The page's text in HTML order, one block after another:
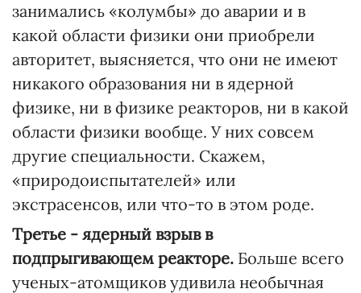
занимались «колумбы» до аварии и в
какой области физики они приобрели
авторитет, выясняется, что они не имеют
никакого образования ни в ядерной
физике, ни в физике реакторов, ни в какой
области физики вообще. У них совсем
другие специальности. Скажем,
«природоиспытателей» или
экстрасенсов, или что-то в этом роде.
Третье - ядерный взрыв в
подпрыгивающем реакторе. Больше всего
ученых-атомщиков удивила необычная